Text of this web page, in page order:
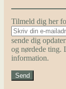
Tilmeld dig her
sende dig
og nørdede ting.
information.